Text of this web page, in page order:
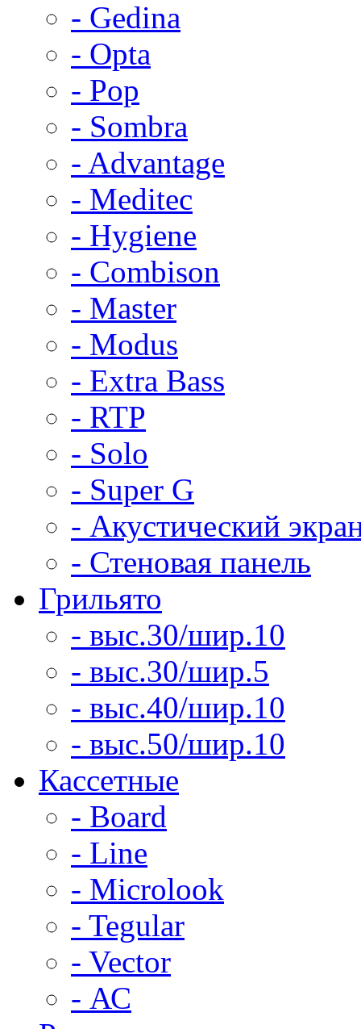
- Gedina
- Opta
- Pop
- Sombra
- Advantage
- Meditec
- Hygiene
- Combison
- Master
- Modus
- Extra Bass
- RTP
- Solo
- Super G
- Акустический
- Стеновая панель
Грильято
- выс.30/шир.10
- выс.30/шир.5
- выс.40/шир.10
- выс.50/шир.10
Кассетные
- Board
- Line
- Microlook
- Tegular
- Vector
- АС